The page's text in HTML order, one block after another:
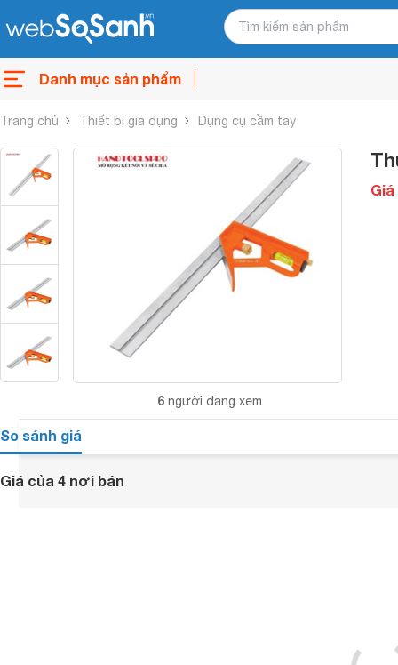
Danh mục sản phẩm
Trang chủ Thiết bị gia dụng Dụng cụ cầm tay
6 người đang xem
So sánh giá
Giá của 4 nơi bán